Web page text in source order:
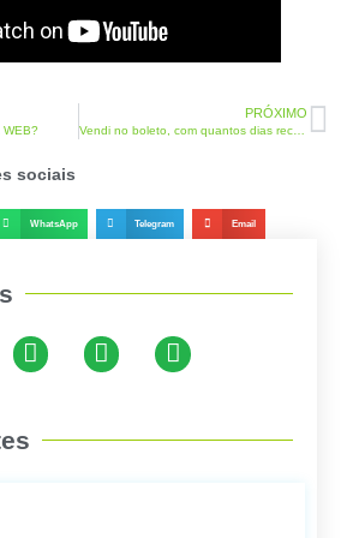
WEB?
PRÓXIMO
Vendi no boleto, com quantos dias recebo?
sociais
WhatsApp Telegram Email